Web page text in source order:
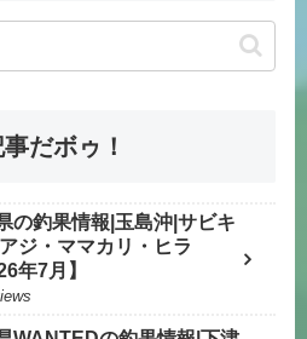
だボゥ！
の釣果情報|玉島沖|サビキ
ジ・ママカリ・ヒラ
年7月】